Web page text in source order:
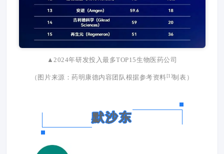
▲2024年研发投入最多TOP15生物医药公司
（图片来源：药明康德内容团队根据参考资料[1]制表）
默沙东